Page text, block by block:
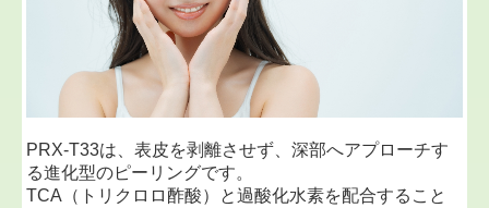
PRX-T33は、表皮を剥離させず、深部へアプローチす
る進化型のピーリングです。
TCA（トリクロロ酢酸）と過酸化水素を配合すること